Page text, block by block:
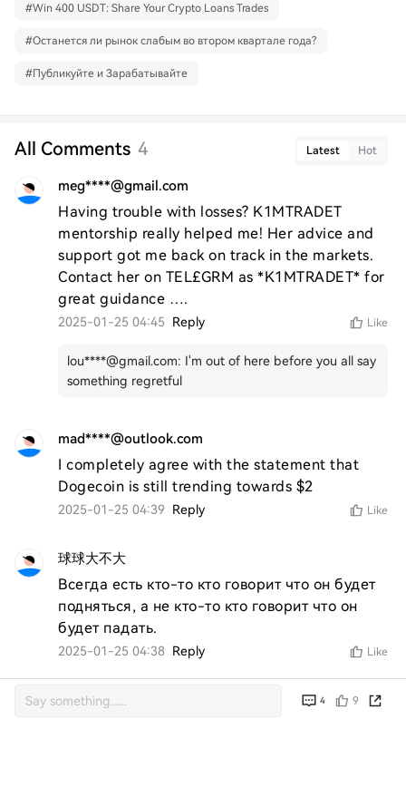
#Win 400 USDT: Share Your Crypto Loans Trades
#Останется ли рынок слабым во втором квартале года?
#Публикуйте и Зарабатывайте
All Comments 4 Latest Hot
meg****@gmail.com
Having trouble with losses? K1MTRADET
mentorship really helped me! Her advice and
support got me back on track in the markets.
Contact her on TEL£GRM as *K1MTRADET* for
great guidance ….
2025-01-25 04:45 Reply Like
lou****@gmail.com: I'm out of here before you all say
something regretful
mad****@outlook.com
I completely agree with the statement that
Dogecoin is still trending towards $2
2025-01-25 04:39 Reply Like
球球大不大
Всегда есть кто-то кто говорит что он будет
подняться, а не кто-то кто говорит что он
будет падать.
2025-01-25 04:38 Reply Like
4 9